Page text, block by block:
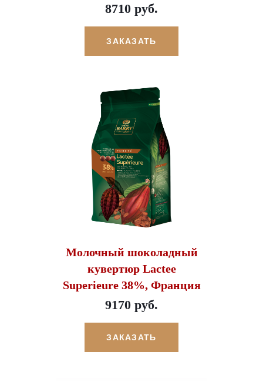
8710 руб.
ЗАКАЗАТЬ
Молочный шоколадный
кувертюр Lactee
Superieure 38%, Франция
9170 руб.
ЗАКАЗАТЬ